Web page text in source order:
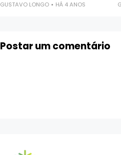
GUSTAVO LONGO HÁ 4 ANOS
Postar um comentário